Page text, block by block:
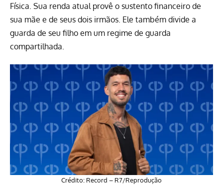
Física. Sua renda atual provê o sustento financeiro de
sua mãe e de seus dois irmãos. Ele também divide a
guarda de seu filho em um regime de guarda
compartilhada.
Crédito: Record – R7/Reprodução